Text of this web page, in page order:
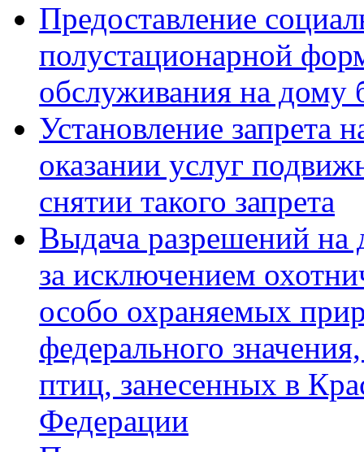
Предоставление
полустационарной
обслуживания на дому
Установление запрета
оказании услуг
снятии такого запрета
Выдача разрешений на
за исключением
особо охраняемых
федерального
птиц, занесенных в
Федерации